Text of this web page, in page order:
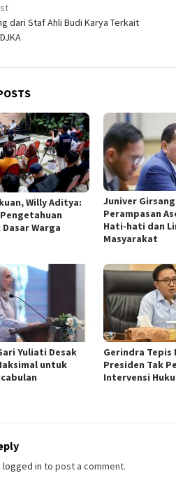
dari Staf Ahli Budi Karya Terkait
Willy Aditya:
Warga
Juniver
Perampasan
Hati-hati dan
Masyarakat
Yuliati Desak
untuk
Gerindra Tepis
Presiden Tak
Intervensi
logged in to post a comment.